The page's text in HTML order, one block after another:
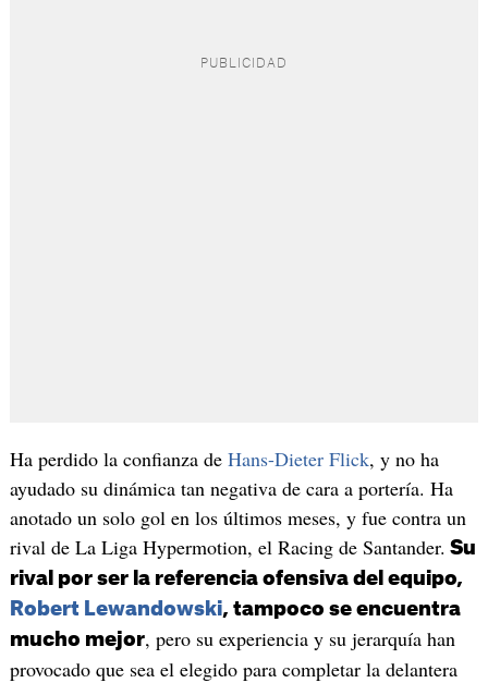
Ha perdido la confianza de Hans-Dieter Flick, y no ha
ayudado su dinámica tan negativa de cara a portería. Ha
anotado un solo gol en los últimos meses, y fue contra un
rival de La Liga Hypermotion, el Racing de Santander. Su
rival por ser la referencia ofensiva del equipo,
Robert Lewandowski, tampoco se encuentra
mucho mejor, pero su experiencia y su jerarquía han
provocado que sea el elegido para completar la delantera